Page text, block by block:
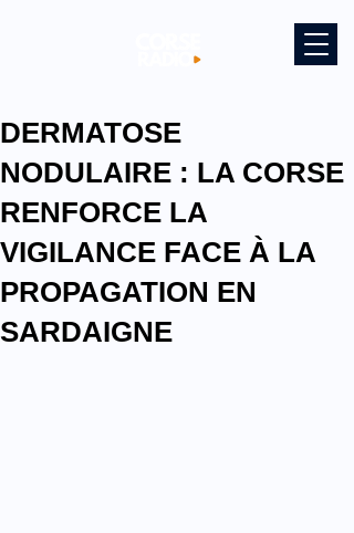
DERMATOSE
NODULAIRE : LA CORSE
RENFORCE LA
VIGILANCE FACE À LA
PROPAGATION EN
SARDAIGNE